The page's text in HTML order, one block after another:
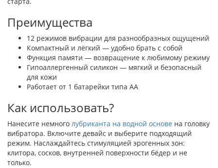
Преимущества
12 режимов вибрации для разнообразных ощущений
Компактный и лёгкий — удобно брать с собой
Функция памяти — возвращение к любимому режиму
Гипоаллергенный силикон — мягкий и безопасный
для кожи
Работает от 1 батарейки типа AA
Как использовать?
Нанесите немного лубриканта на водной основе на головку
вибратора. Включите девайс и выберите подходящий
режим. Наслаждайтесь стимуляцией эрогенных зон:
клитора, сосков, внутренней поверхности бёдер и не
только.